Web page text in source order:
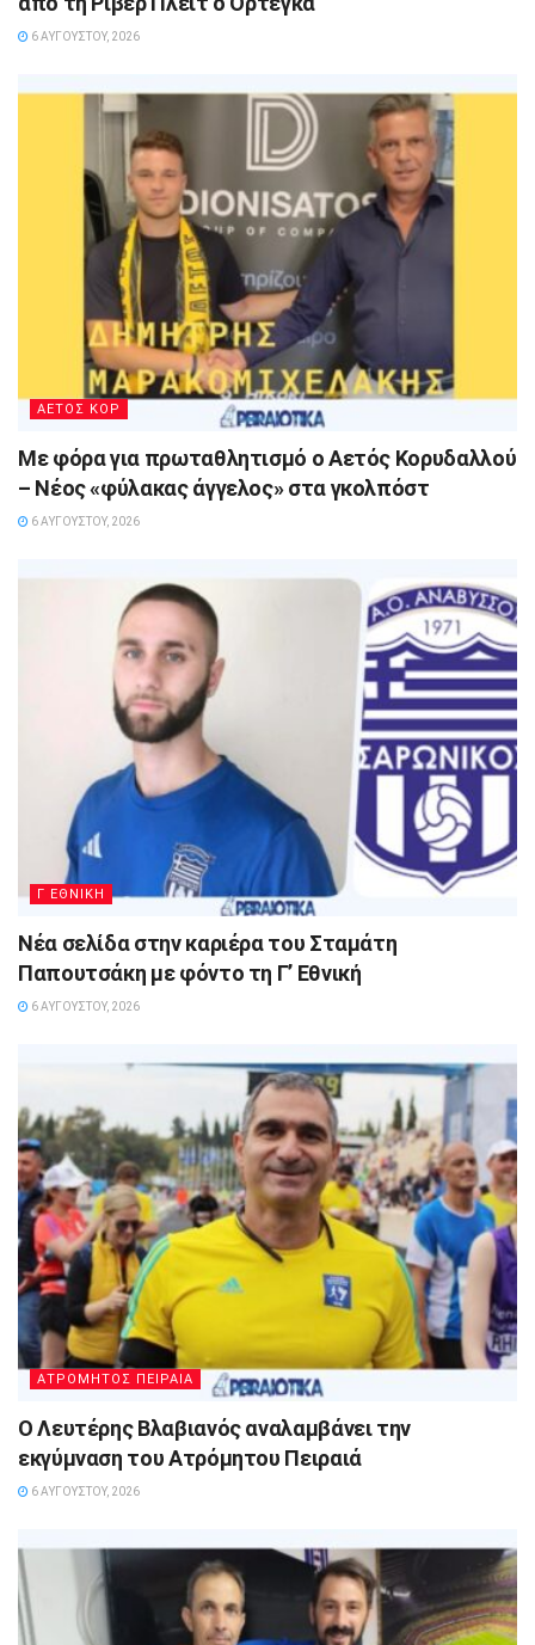
6 ΑΥΓΟΎΣΤΟΥ, 2026
ΑΕΤΟΣ ΚΟΡ
Με φόρα για πρωταθλητισμό ο Αετός Κορυδαλλού
– Νέος «φύλακας άγγελος» στα γκολπόστ
6 ΑΥΓΟΎΣΤΟΥ, 2026
Γ ΕΘΝΙΚΗ
Νέα σελίδα στην καριέρα του Σταμάτη
Παπουτσάκη με φόντο τη Γ’ Εθνική
6 ΑΥΓΟΎΣΤΟΥ, 2026
ΑΤΡΟΜΗΤΟΣ ΠΕΙΡΑΙΑ
Ο Λευτέρης Βλαβιανός αναλαμβάνει την
εκγύμναση του Ατρόμητου Πειραιά
6 ΑΥΓΟΎΣΤΟΥ, 2026